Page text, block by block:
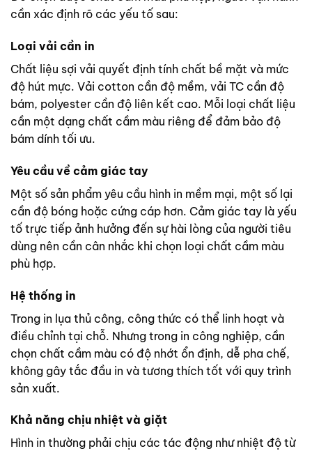
cần xác định rõ các yếu tố sau:
Loại vải cần in
Chất liệu sợi vải quyết định tính chất bề mặt và mức
độ hút mực. Vải cotton cần độ mềm, vải TC cần độ
bám, polyester cần độ liên kết cao. Mỗi loại chất liệu
cần một dạng chất cầm màu riêng để đảm bảo độ
bám dính tối ưu.
Yêu cầu về cảm giác tay
Một số sản phẩm yêu cầu hình in mềm mại, một số lại
cần độ bóng hoặc cứng cáp hơn. Cảm giác tay là yếu
tố trực tiếp ảnh hưởng đến sự hài lòng của người tiêu
dùng nên cần cân nhắc khi chọn loại chất cầm màu
phù hợp.
Hệ thống in
Trong in lụa thủ công, công thức có thể linh hoạt và
điều chỉnh tại chỗ. Nhưng trong in công nghiệp, cần
chọn chất cầm màu có độ nhớt ổn định, dễ pha chế,
không gây tắc đầu in và tương thích tốt với quy trình
sản xuất.
Khả năng chịu nhiệt và giặt
Hình in thường phải chịu các tác động như nhiệt độ từ